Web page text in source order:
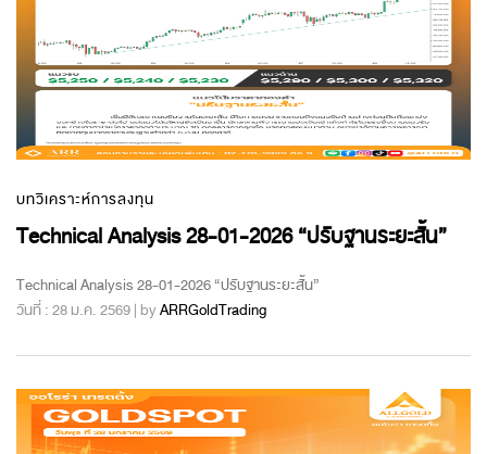
บทวิเคราะห์การลงทุน
Technical Analysis 28-01-2026 “ปรับฐานระยะสั้น”
Technical Analysis 28-01-2026 “ปรับฐานระยะสั้น”
วันที่ : 28 ม.ค. 2569 | byARRGoldTrading